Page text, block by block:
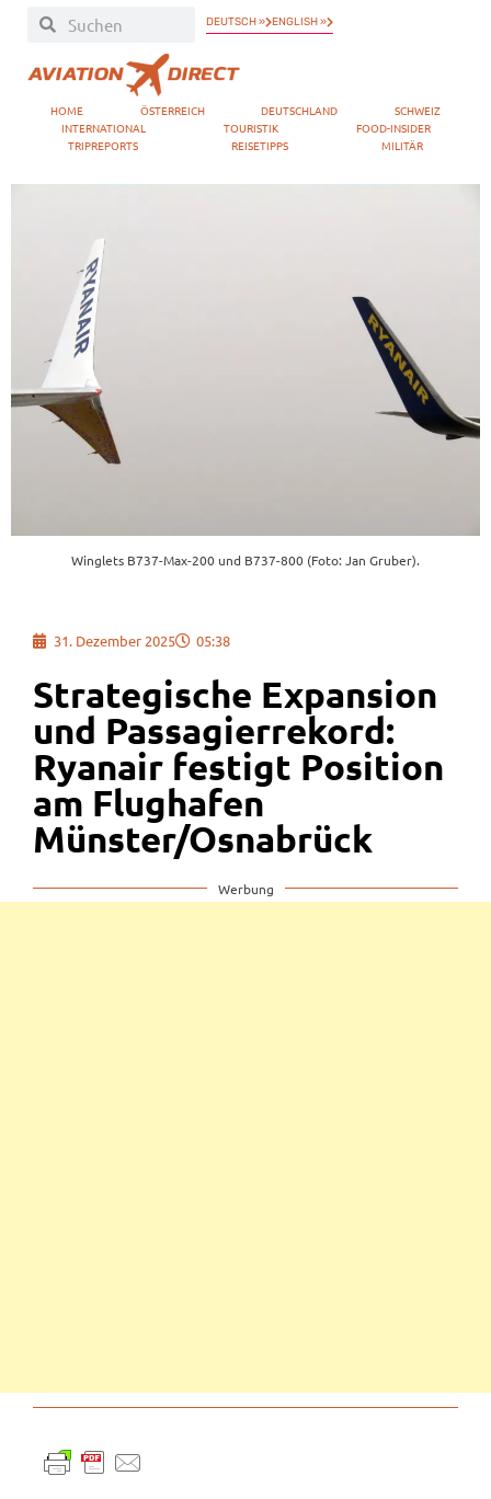
DEUTSCH » ENGLISH »
HOME ÖSTERREICH DEUTSCHLAND
SCHWEIZ
INTERNATIONAL
TOURISTIK
FOOD-INSIDER
TRIPREPORTS
REISETIPPS MILITÄR
Winglets B737-Max-200 und B737-800 (Foto: Jan Gruber).
31. Dezember 2025 05:38
Strategische Expansion
und Passagierrekord:
Ryanair festigt Position
am Flughafen
Münster/Osnabrück
Werbung